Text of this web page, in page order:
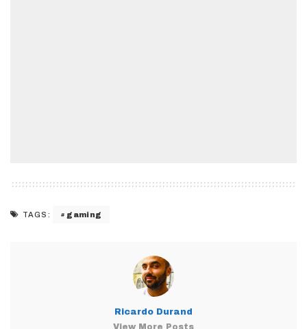
TAGS: gaming
Ricardo Durand